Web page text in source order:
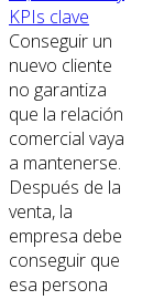
KPIs clave
Conseguir un
nuevo cliente
no garantiza
que la relación
comercial vaya
a mantenerse.
Después de la
venta, la
empresa debe
conseguir que
esa persona